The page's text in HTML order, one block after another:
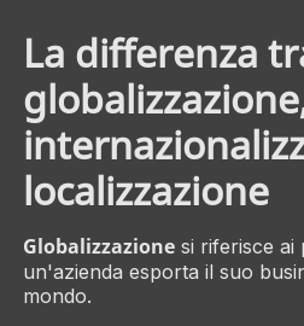
La differenza
localizzazione
Globalizzazionesi riferisce ai
un'azienda esporta il suo
mondo.